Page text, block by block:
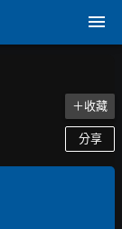
＋收藏
分享